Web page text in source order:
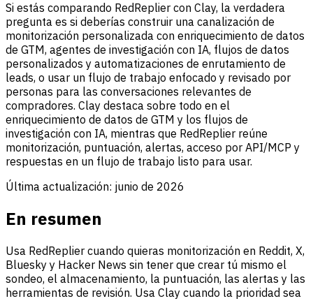
Si estás comparando RedReplier con Clay, la verdadera
pregunta es si deberías construir una canalización de
monitorización personalizada con enriquecimiento de datos
de GTM, agentes de investigación con IA, flujos de datos
personalizados y automatizaciones de enrutamiento de
leads, o usar un flujo de trabajo enfocado y revisado por
personas para las conversaciones relevantes de
compradores. Clay destaca sobre todo en el
enriquecimiento de datos de GTM y los flujos de
investigación con IA, mientras que RedReplier reúne
monitorización, puntuación, alertas, acceso por API/MCP y
respuestas en un flujo de trabajo listo para usar.
Última actualización: junio de 2026
En resumen
Usa RedReplier cuando quieras monitorización en Reddit, X,
Bluesky y Hacker News sin tener que crear tú mismo el
sondeo, el almacenamiento, la puntuación, las alertas y las
herramientas de revisión. Usa Clay cuando la prioridad sea